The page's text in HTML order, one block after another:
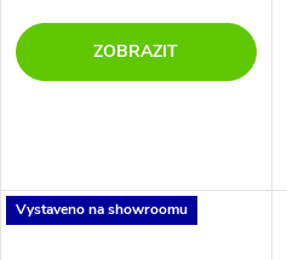
ZOBRAZIT
Vystaveno na showroomu